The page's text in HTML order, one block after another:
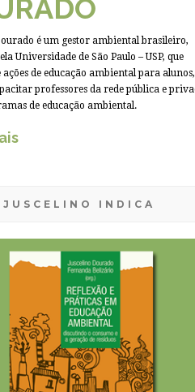
é um gestor ambiental brasileiro,
Universidade de São Paulo – USP, que
ações de educação ambiental para alunos,
professores da rede pública e
de educação ambiental.
JUSCELINO INDICA